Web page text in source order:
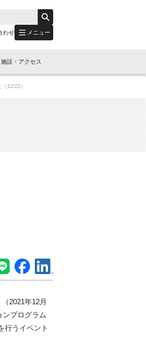
わせ メニュー
？
施設・アクセス
12/22）
（2021年12月
プログラム
行うイベント